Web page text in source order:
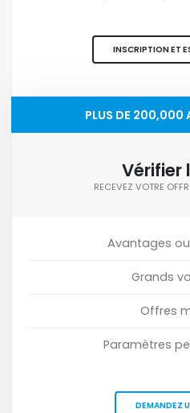
INSCRIPTION ET
PLUS DE 200,000
Vérifier
RECEVEZ VOTRE
Avantages
Grands
Offres
Paramètres
DEMANDEZ